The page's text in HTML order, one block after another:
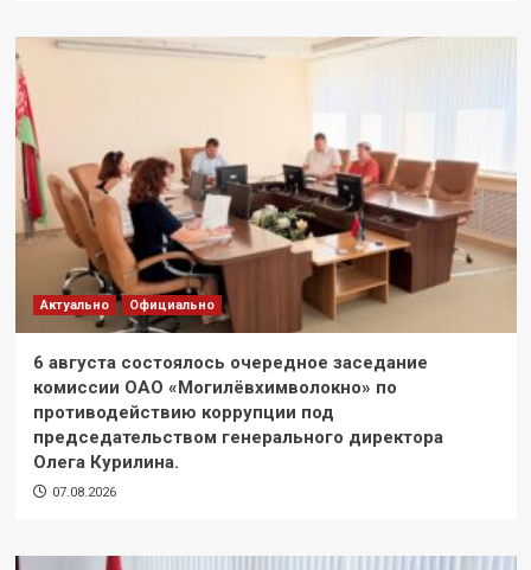
Актуально Официально
6 августа состоялось очередное заседание
комиссии ОАО «Могилёвхимволокно» по
противодействию коррупции под
председательством генерального директора
Олега Курилина.
07.08.2026